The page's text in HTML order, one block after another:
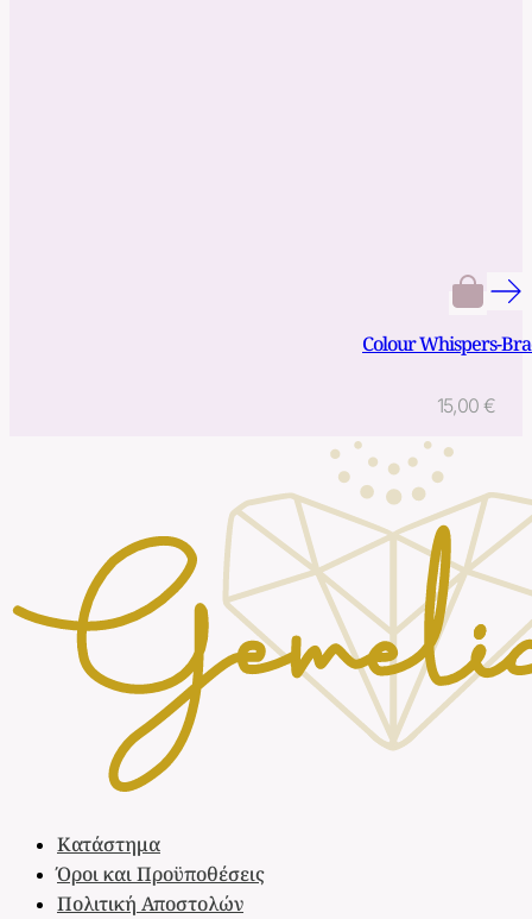
Colour Whispers-
15,00 €
Κατάστημα
Όροι και Προϋποθέσεις
Πολιτική Αποστολών